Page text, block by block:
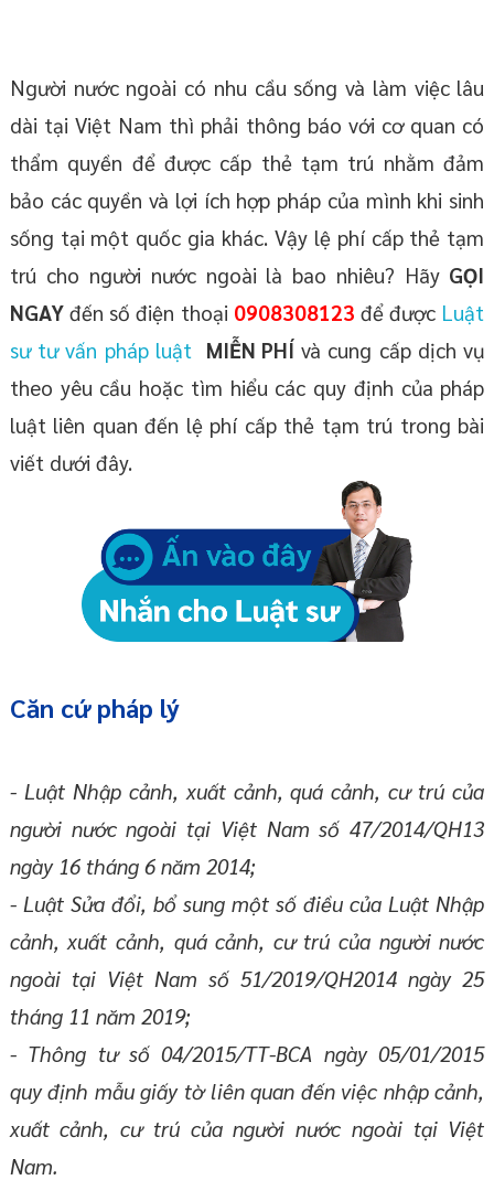
Người nước ngoài có nhu cầu sống và làm việc lâu
dài tại Việt Nam thì phải thông báo với cơ quan có
thẩm quyền để được cấp thẻ tạm trú nhằm đảm
bảo các quyền và lợi ích hợp pháp của mình khi sinh
sống tại một quốc gia khác. Vậy lệ phí cấp thẻ tạm
trú cho người nước ngoài là bao nhiêu? Hãy GỌI
NGAYđến số điện thoại 0908308123 để được Luật
sư tư vấn pháp luật
MIỄN PHÍvà cung cấp dịch vụ
theo yêu cầu hoặc tìm hiểu các quy định của pháp
luật liên quan đến lệ phí cấp thẻ tạm trú trong bài
viết dưới đây.
Căn cứ pháp lý
- Luật Nhập cảnh, xuất cảnh, quá cảnh, cư trú của
người nước ngoài tại Việt Nam số 47/2014/QH13
ngày 16 tháng 6 năm 2014;
- Luật Sửa đổi, bổ sung một số điều của Luật Nhập
cảnh, xuất cảnh, quá cảnh, cư trú của người nước
ngoài tại Việt Nam số 51/2019/QH2014 ngày 25
tháng 11 năm 2019;
- Thông tư số 04/2015/TT-BCA ngày 05/01/2015
quy định mẫu giấy tờ liên quan đến việc nhập cảnh,
xuất cảnh, cư trú của người nước ngoài tại Việt
Nam.